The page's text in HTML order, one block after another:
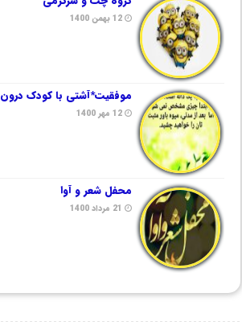
12 بهمن 1400
موفقیت*آشتی با کودک درون
12 مهر 1400
محفل شعر و آوا
21 مرداد 1400